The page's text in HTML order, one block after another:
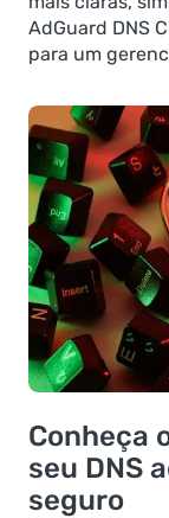
AdGuard DNS
para um
Conheça
seu DNS
seguro